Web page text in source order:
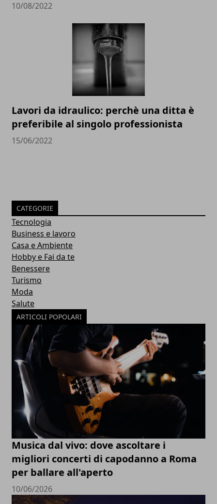
10/08/2022
Lavori da idraulico: perchè una ditta è
preferibile al singolo professionista
15/06/2022
CATEGORIE
Tecnologia
Business e lavoro
Casa e Ambiente
Hobby e Fai da te
Benessere
Turismo
Moda
Salute
ARTICOLI POPOLARI
Musica dal vivo: dove ascoltare i
migliori concerti di capodanno a Roma
per ballare all'aperto
10/06/2026